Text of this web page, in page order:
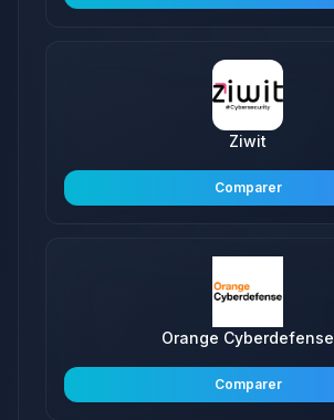
Ziwit
Comparer
Orange Cyberdefense
Comparer